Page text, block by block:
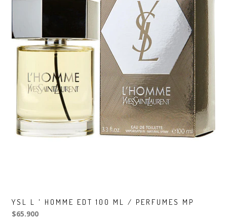
YSL L ' HOMME EDT 100 ML / PERFUMES MP
$65.900